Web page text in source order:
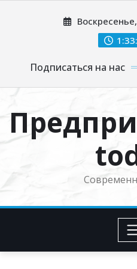
Подписаться на нас